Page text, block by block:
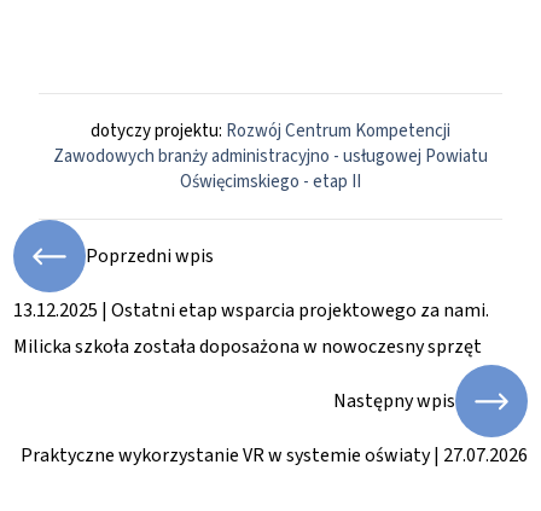
dotyczy projektu: Rozwój Centrum Kompetencji
Zawodowych branży administracyjno - usługowej Powiatu
Oświęcimskiego - etap II
Poprzedni wpis
13.12.2025 | Ostatni etap wsparcia projektowego za nami.
Milicka szkoła została doposażona w nowoczesny sprzęt
Następny wpis
Praktyczne wykorzystanie VR w systemie oświaty | 27.07.2026